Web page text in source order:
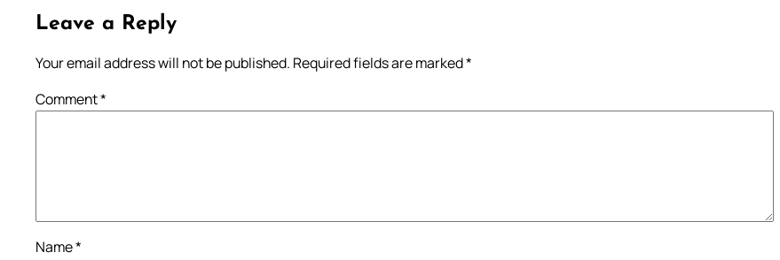
Leave a Reply
Your email address will not be published. Required fields are marked*
Comment*
Name*